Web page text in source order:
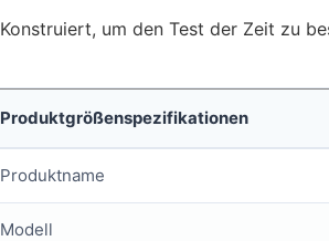
Konstruiert, um den Test der Zeit zu
Produktgrößenspezifikationen
Produktname
Modell